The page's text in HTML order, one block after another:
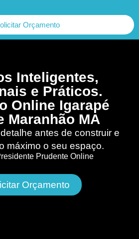
Orçamento
Inteligentes,
e Práticos.
Online Igarapé
Maranhão MA
antes de construir e
máximo o seu espaço.
Prudente Online
Orçamento